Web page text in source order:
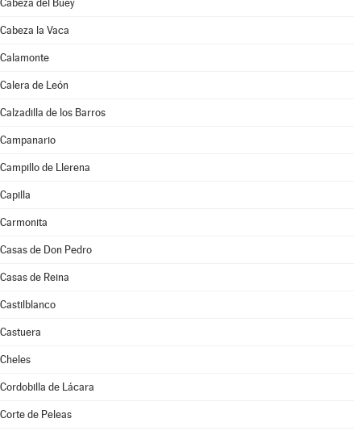
Cabeza del Buey
Cabeza la Vaca
Calamonte
Calera de León
Calzadilla de los Barros
Campanario
Campillo de Llerena
Capilla
Carmonita
Casas de Don Pedro
Casas de Reina
Castilblanco
Castuera
Cheles
Cordobilla de Lácara
Corte de Peleas